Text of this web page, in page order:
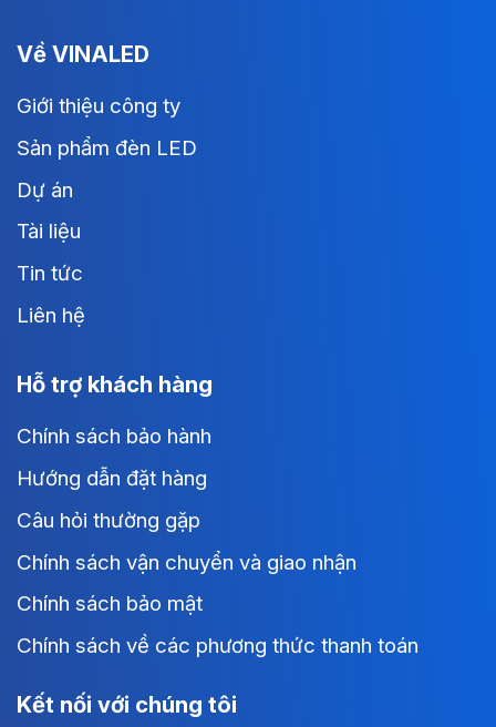
Về VINALED
Giới thiệu công ty
Sản phẩm đèn LED
Dự án
Tài liệu
Tin tức
Liên hệ
Hỗ trợ khách hàng
Chính sách bảo hành
Hướng dẫn đặt hàng
Câu hỏi thường gặp
Chính sách vận chuyển và giao nhận
Chính sách bảo mật
Chính sách về các phương thức thanh toán
Kết nối với chúng tôi